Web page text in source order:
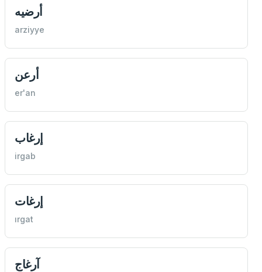
أرضيه
arziyye
أرعن
er'an
إرغاب
irgab
إرغات
ırgat
آرغاج